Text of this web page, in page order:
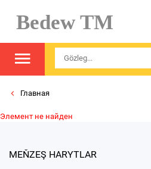
Bedew TM
Главная
Элемент не найден
MEŇZEŞ HARYTLAR